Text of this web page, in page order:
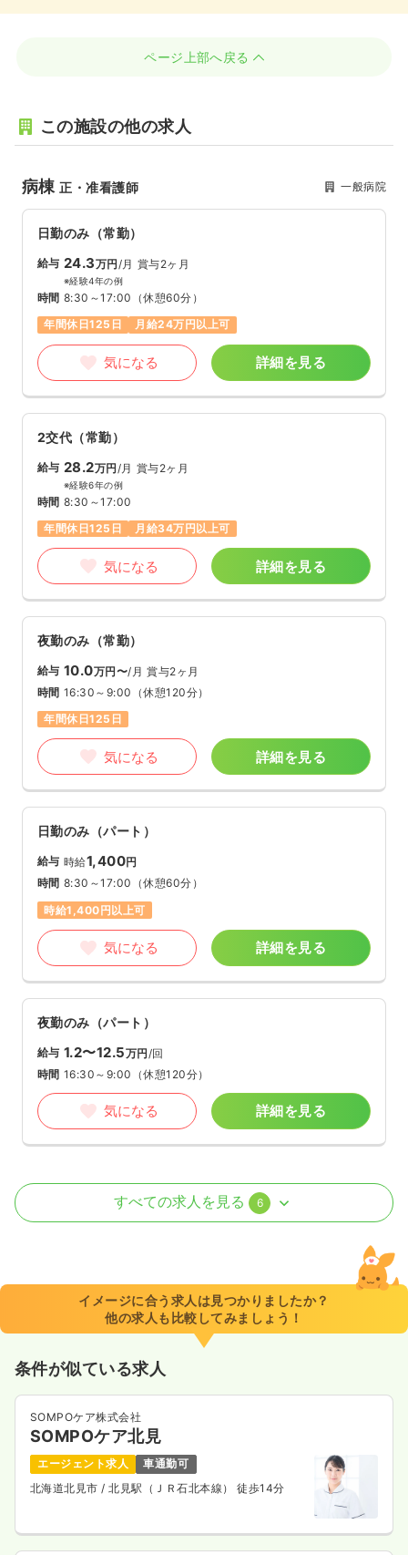
ページ上部へ戻る
この施設の他の求人
病棟正・准看護師 一般病院
日勤のみ（常勤）
給与 24.3万円/月 賞与2ヶ月
※経験4年の例
時間 8:30～17:00 （休憩60分）
年間休日125日
月給24万円以上可
気になる 詳細を見る
2交代（常勤）
給与 28.2万円 /月 賞与2ヶ月
※経験6年の例
時間 8:30～17:00
年間休日125日
月給34万円以上可
気になる 詳細を見る
夜勤のみ（常勤）
給与 10.0万円〜/月 賞与2ヶ月
時間 16:30～9:00 （休憩120分）
年間休日125日
気になる 詳細を見る
日勤のみ（パート）
給与 時給1,400円
時間 8:30～17:00 （休憩60分）
時給1,400円以上可
気になる 詳細を見る
夜勤のみ（パート）
給与 1.2〜12.5万円 /回
時間 16:30～9:00 （休憩120分）
気になる 詳細を見る
外来 正・准看護師
8:30～17:00（休憩60分）
土日祝休み
年間休日124日 月給28万円以上可
気になる
日勤のみ（パート）
給与 時給1,100〜1,500円
時間 8:30～17:00（休憩60分）
すべての求人を見る 6
イメージに合う求人は見つかりましたか？
他の求人も比較してみましょう！
条件が似ている求人
SOMPOケア株式会社
SOMPOケア北見
エージェント求人
車通勤可
北海道北見市 / 北見駅（ＪＲ石北本線） 徒歩14分